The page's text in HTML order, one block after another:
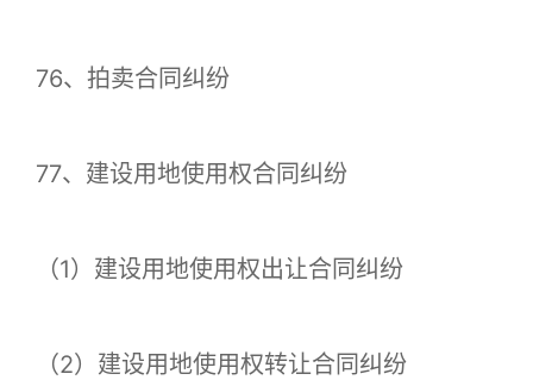
76、拍卖合同纠纷
77、建设用地使用权合同纠纷
（1）建设用地使用权出让合同纠纷
（2）建设用地使用权转让合同纠纷